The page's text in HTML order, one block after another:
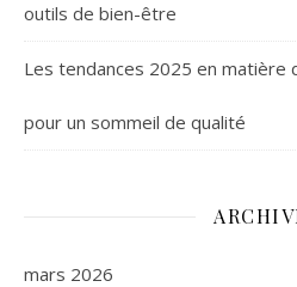
outils de bien-être
Les tendances 2025 en matière
pour un sommeil de qualité
mars 2026